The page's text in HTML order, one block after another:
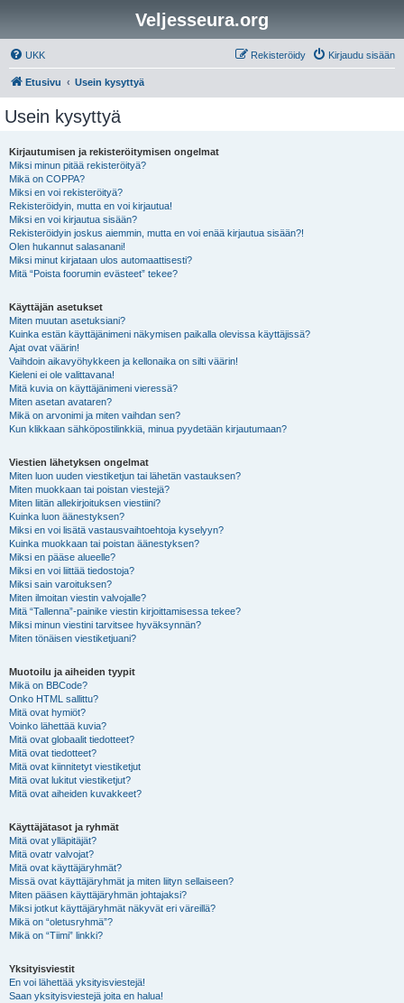
Veljesseura.org
UKK Kirjaudu sisään
Rekisteröidy
Etusivu Usein kysyttyä
Usein kysyttyä
Kirjautumisen ja rekisteröitymisen ongelmat
Miksi minun pitää rekisteröityä?
Mikä on COPPA?
Miksi en voi rekisteröityä?
Rekisteröidyin, mutta en voi kirjautua!
Miksi en voi kirjautua sisään?
Rekisteröidyin joskus aiemmin, mutta en voi enää kirjautua sisään?!
Olen hukannut salasanani!
Miksi minut kirjataan ulos automaattisesti?
Mitä “Poista foorumin evästeet” tekee?
Käyttäjän asetukset
Miten muutan asetuksiani?
Kuinka estän käyttäjänimeni näkymisen paikalla olevissa käyttäjissä?
Ajat ovat väärin!
Vaihdoin aikavyöhykkeen ja kellonaika on silti väärin!
Kieleni ei ole valittavana!
Mitä kuvia on käyttäjänimeni vieressä?
Miten asetan avataren?
Mikä on arvonimi ja miten vaihdan sen?
Kun klikkaan sähköpostilinkkiä, minua pyydetään kirjautumaan?
Viestien lähetyksen ongelmat
Miten luon uuden viestiketjun tai lähetän vastauksen?
Miten muokkaan tai poistan viestejä?
Miten liitän allekirjoituksen viestiini?
Kuinka luon äänestyksen?
Miksi en voi lisätä vastausvaihtoehtoja kyselyyn?
Kuinka muokkaan tai poistan äänestyksen?
Miksi en pääse alueelle?
Miksi en voi liittää tiedostoja?
Miksi sain varoituksen?
Miten ilmoitan viestin valvojalle?
Mitä “Tallenna”-painike viestin kirjoittamisessa tekee?
Miksi minun viestini tarvitsee hyväksynnän?
Miten tönäisen viestiketjuani?
Muotoilu ja aiheiden tyypit
Mikä on BBCode?
Onko HTML sallittu?
Mitä ovat hymiöt?
Voinko lähettää kuvia?
Mitä ovat globaalit tiedotteet?
Mitä ovat tiedotteet?
Mitä ovat kiinnitetyt viestiketjut
Mitä ovat lukitut viestiketjut?
Mitä ovat aiheiden kuvakkeet?
Käyttäjätasot ja ryhmät
Mitä ovat ylläpitäjät?
Mitä ovatr valvojat?
Mitä ovat käyttäjäryhmät?
Missä ovat käyttäjäryhmät ja miten liityn sellaiseen?
Miten pääsen käyttäjäryhmän johtajaksi?
Miksi jotkut käyttäjäryhmät näkyvät eri väreillä?
Mikä on “oletusryhmä”?
Mikä on “Tiimi” linkki?
Yksityisviestit
En voi lähettää yksityisviestejä!
Saan yksityisviestejä joita en halua!